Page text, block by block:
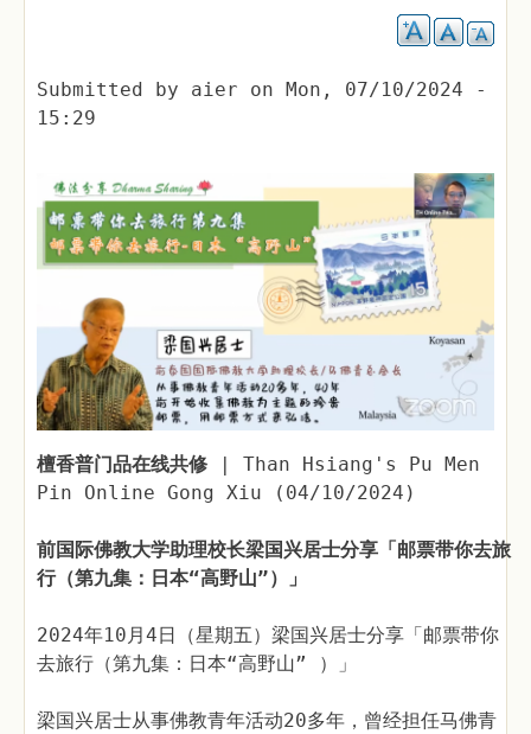
Submitted by aier on Mon, 07/10/2024 -
15:29
檀香普门品在线共修 | Than Hsiang's Pu Men
Pin Online Gong Xiu (04/10/2024)
前国际佛教大学助理校长梁国兴居士分享「邮票带你去旅
行（第九集：日本“高野山”）」
2024年10月4日（星期五）梁国兴居士分享「邮票带你
去旅行（第九集：日本“高野山” ）」
梁国兴居士从事佛教青年活动20多年，曾经担任马佛青